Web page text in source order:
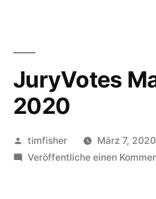
JuryVotes
2020
Veröffentlicht
von
timfisher
März 7, 2020
Veröffentliche einen